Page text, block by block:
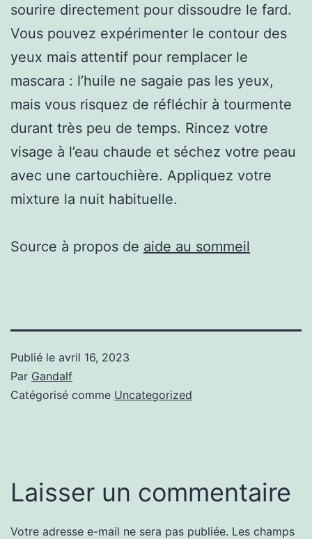
sourire directement pour dissoudre le fard.
Vous pouvez expérimenter le contour des
yeux mais attentif pour remplacer le
mascara : l’huile ne sagaie pas les yeux,
mais vous risquez de réfléchir à tourmente
durant très peu de temps. Rincez votre
visage à l’eau chaude et séchez votre peau
avec une cartouchière. Appliquez votre
mixture la nuit habituelle.
Source à propos de aide au sommeil
Publié le avril 16, 2023
Par Gandalf
Catégorisé comme Uncategorized
Laisser un commentaire
Votre adresse e-mail ne sera pas publiée. Les champs